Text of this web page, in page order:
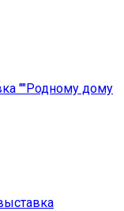
""Родному дому